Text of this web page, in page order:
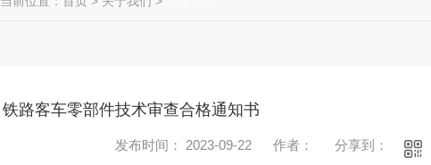
铁路客车零部件技术审查合格通知书
发布时间： 2023-09-22 作者： 分享到：